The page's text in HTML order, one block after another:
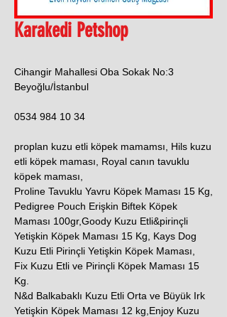
Karakedi Petshop
Cihangir Mahallesi Oba Sokak No:3
Beyoğlu/İstanbul
0534 984 10 34
proplan kuzu etli köpek mamamsı, Hils kuzu
etli köpek maması, Royal canın tavuklu
köpek maması,
Proline Tavuklu Yavru Köpek Maması 15 Kg,
Pedigree Pouch Erişkin Biftek Köpek
Maması 100gr,Goody Kuzu Etli&pirinçli
Yetişkin Köpek Maması 15 Kg, Kays Dog
Kuzu Etli Pirinçli Yetişkin Köpek Maması,
Fix Kuzu Etli ve Pirinçli Köpek Maması 15
Kg.
N&d Balkabaklı Kuzu Etli Orta ve Büyük Irk
Yetişkin Köpek Maması 12 kg,Enjoy Kuzu